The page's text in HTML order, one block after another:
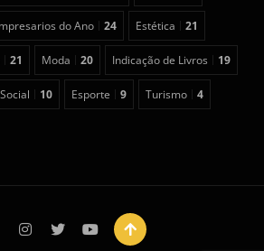
do Ano 24 Estética 21
21 Moda 20 Indicação de Livros 19
10 Esporte 9 Turismo 4